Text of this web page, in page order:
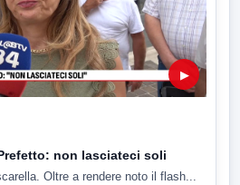
▶
non lasciateci soli
Oltre a rendere noto il flash...